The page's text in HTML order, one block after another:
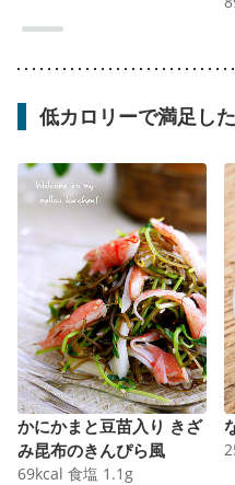
低カロリーで満足し
かにかまと豆苗入り きざ
み昆布のきんぴら風
69kcal 食塩 1.1 g